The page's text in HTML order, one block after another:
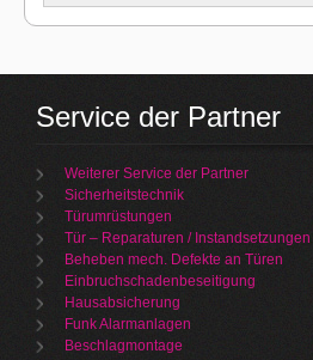
Service der Partner
Weiterer Service der Partner
Sicherheitstechnik
Türumrüstungen
Tür – Reparaturen / Instandsetzungen
Beheben mech. Defekte an Türen
Einbruchschadenbeseitigung
Hausabsicherung
Funk Alarmanlagen
Beschlagmontage